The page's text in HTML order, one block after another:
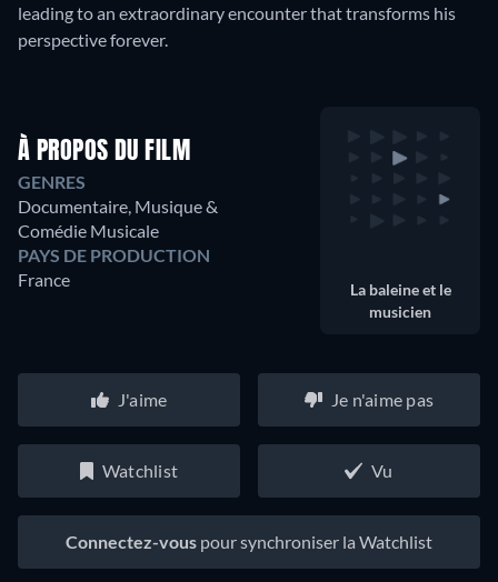
leading to an extraordinary encounter that transforms his
perspective forever.
À PROPOS DU FILM
GENRES
Documentaire, Musique &
Comédie Musicale
PAYS DE PRODUCTION
France
La baleine et le
musicien
J'aime Je n'aime pas
Watchlist Vu
Connectez-vous pour synchroniser la Watchlist